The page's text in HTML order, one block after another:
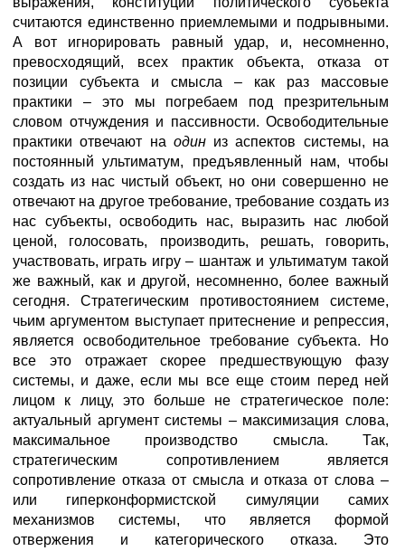
считаются единственно приемлемыми и подрывными.
А вот игнорировать равный удар, и, несомненно,
превосходящий, всех практик объекта, отказа от
позиции субъекта и смысла – как раз массовые
практики – это мы погребаем под презрительным
словом отчуждения и пассивности. Освободительные
практики отвечают на одиниз аспектов системы, на
постоянный ультиматум, предъявленный нам, чтобы
создать из нас чистый объект, но они совершенно не
отвечают на другое требование, требование создать из
нас субъекты, освободить нас, выразить нас любой
ценой, голосовать, производить, решать, говорить,
участвовать, играть игру – шантаж и ультиматум такой
же важный, как и другой, несомненно, более важный
сегодня. Стратегическим противостоянием системе,
чьим аргументом выступает притеснение и репрессия,
является освободительное требование субъекта. Но
все это отражает скорее предшествующую фазу
системы, и даже, если мы все еще стоим перед ней
лицом к лицу, это больше не стратегическое поле:
актуальный аргумент системы – максимизация слова,
максимальное производство смысла. Так,
стратегическим сопротивлением является
сопротивление отказа от смысла и отказа от слова –
или гиперконформистской симуляции самих
механизмов системы, что является формой
отвержения и категорического отказа. Это